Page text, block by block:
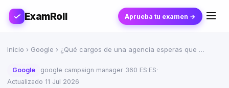
ExamRoll Aprueba tu examen →
Inicio › Google › ¿Qué cargos de una agencia esperas que …
Google google campaign manager 360 ES·ES·
Actualizado 11 Jul 2026